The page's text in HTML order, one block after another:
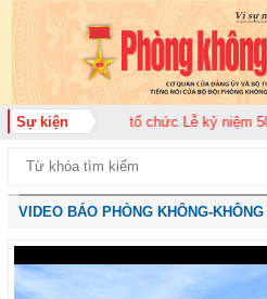
Sự kiện
920 tổ chức Lễ kỷ niệm 50 năm Ngày
VIDEO BÁO PHÒNG KHÔNG-KHÔNG